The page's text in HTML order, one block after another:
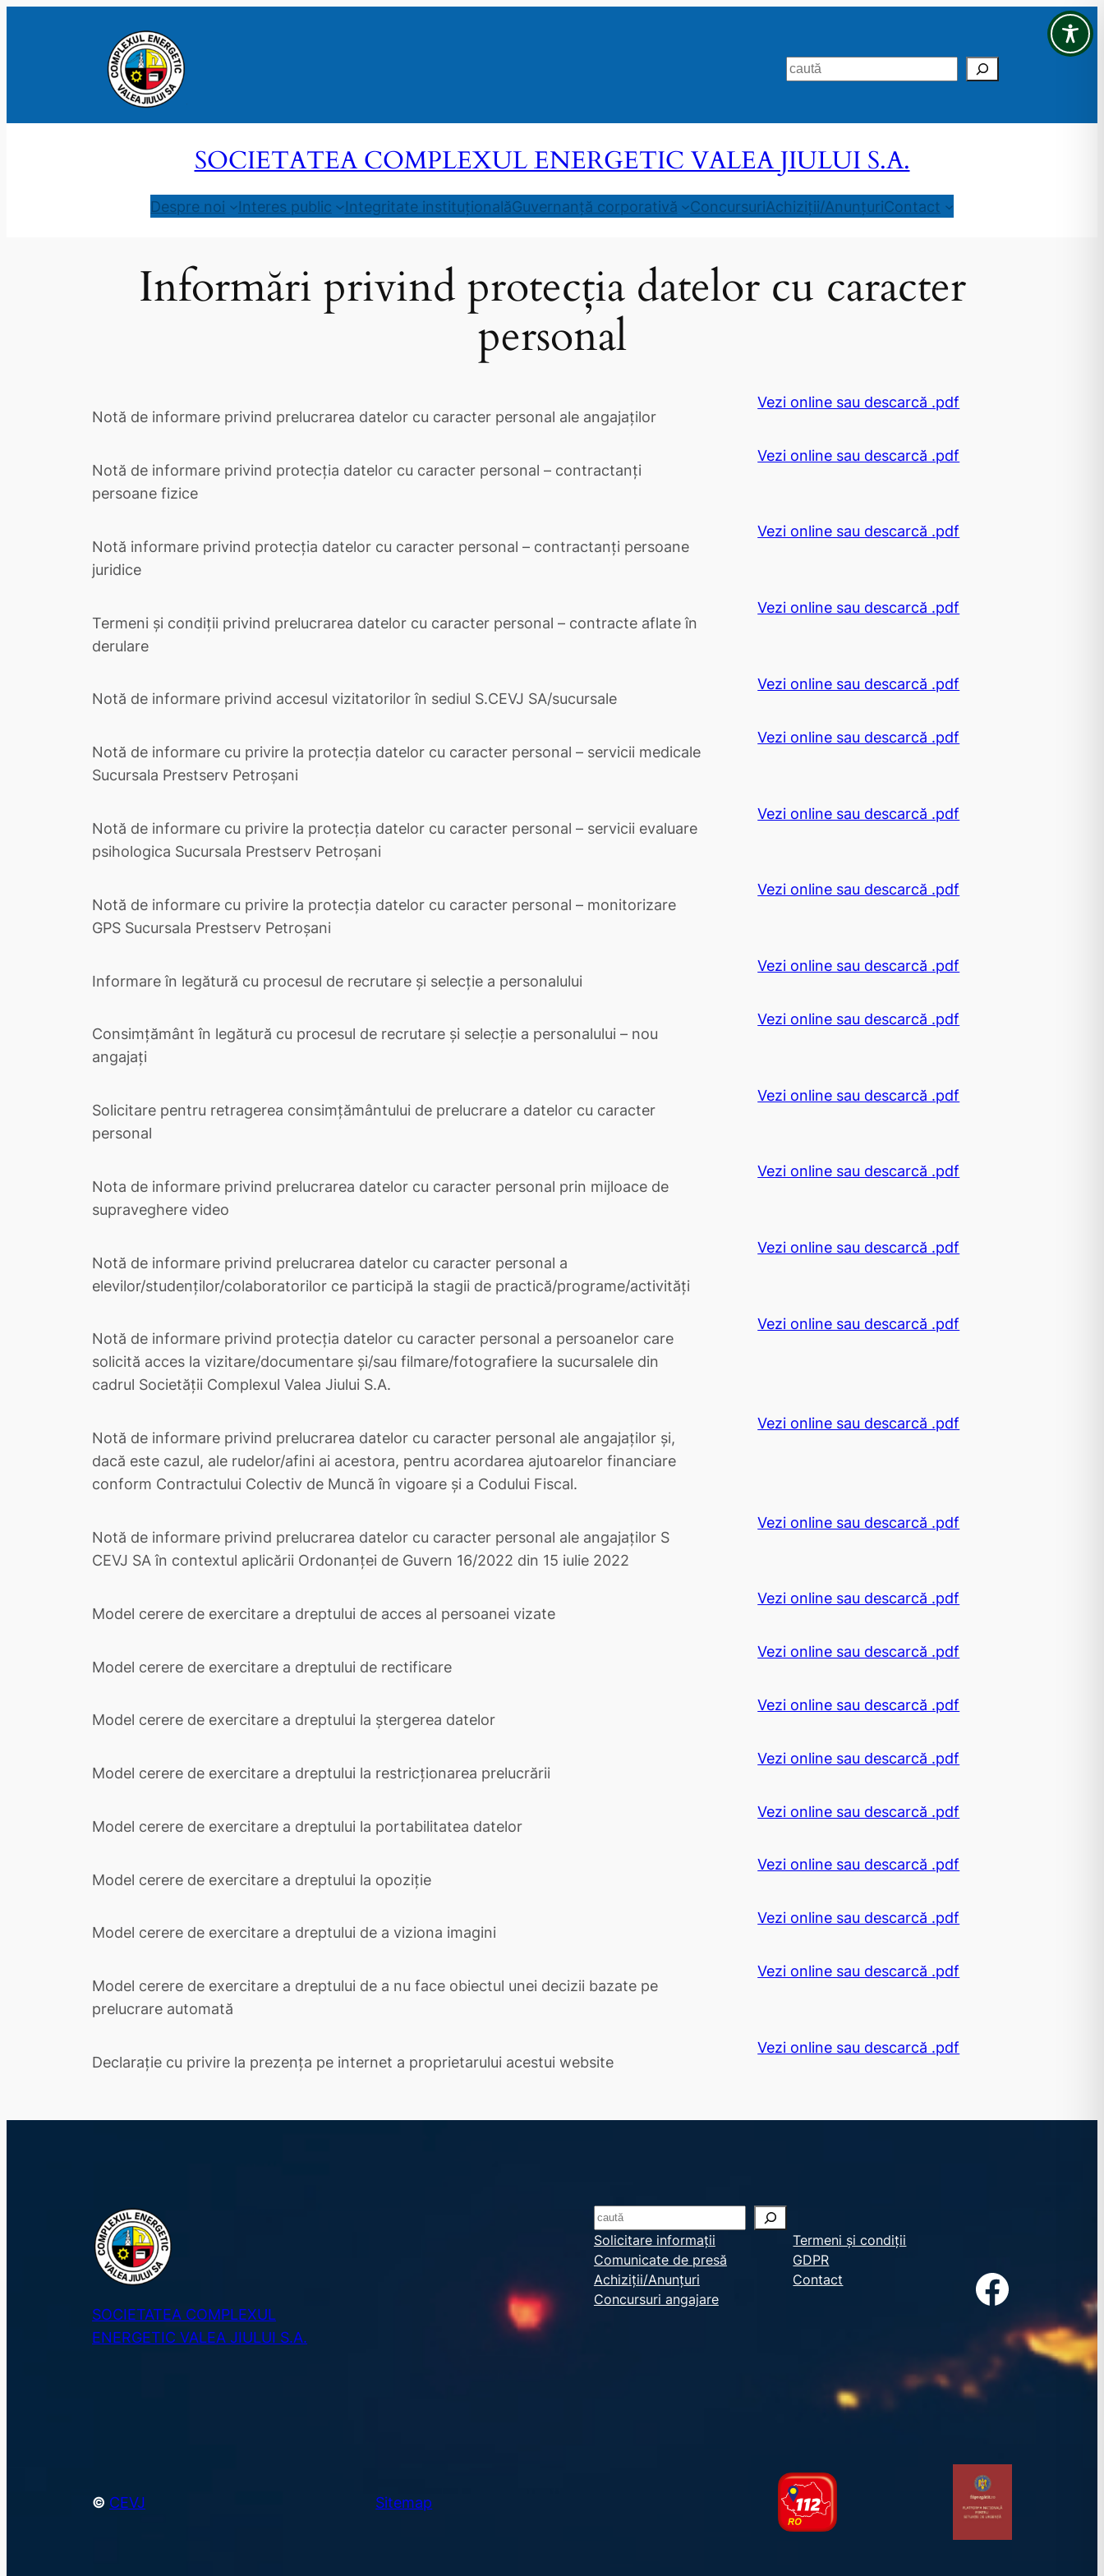
Search
SOCIETATEA COMPLEXUL ENERGETIC VALEA JIULUI S.A.
Despre noi Interes public Integritate instituționalăGuvernanță corporativă ConcursuriAchiziții/AnunțuriContact
Informări privind protecția datelor cu caracter
personal
Notă de informare privind prelucrarea datelor cu caracter personal ale angajaților
Vezi online sau descarcă .pdf
Notă de informare privind protecția datelor cu caracter personal – contractanți
persoane fizice
Vezi online sau descarcă .pdf
Notă informare privind protecția datelor cu caracter personal – contractanți persoane
juridice
Vezi online sau descarcă .pdf
Termeni şi condiții privind prelucrarea datelor cu caracter personal – contracte aflate în
derulare
Vezi online sau descarcă .pdf
Notă de informare privind accesul vizitatorilor în sediul S.CEVJ SA/sucursale
Vezi online sau descarcă .pdf
Notă de informare cu privire la protecția datelor cu caracter personal – servicii medicale
Sucursala Prestserv Petroșani
Vezi online sau descarcă .pdf
Notă de informare cu privire la protecția datelor cu caracter personal – servicii evaluare
psihologica Sucursala Prestserv Petroșani
Vezi online sau descarcă .pdf
Notă de informare cu privire la protecția datelor cu caracter personal – monitorizare
GPS Sucursala Prestserv Petroșani
Vezi online sau descarcă .pdf
Informare în legătură cu procesul de recrutare și selecție a personalului
Vezi online sau descarcă .pdf
Consimțământ în legătură cu procesul de recrutare și selecție a personalului – nou
angajați
Vezi online sau descarcă .pdf
Solicitare pentru retragerea consimțământului de prelucrare a datelor cu caracter
personal
Vezi online sau descarcă .pdf
Nota de informare privind prelucrarea datelor cu caracter personal prin mijloace de
supraveghere video
Vezi online sau descarcă .pdf
Notă de informare privind prelucrarea datelor cu caracter personal a
elevilor/studenților/colaboratorilor ce participă la stagii de practică/programe/activități
Vezi online sau descarcă .pdf
Notă de informare privind protecţia datelor cu caracter personal a persoanelor care
solicită acces la vizitare/documentare şi/sau filmare/fotografiere la sucursalele din
cadrul Societății Complexul Valea Jiului S.A.
Vezi online sau descarcă .pdf
Notă de informare privind prelucrarea datelor cu caracter personal ale angajaților și,
dacă este cazul, ale rudelor/afini ai acestora, pentru acordarea ajutoarelor financiare
conform Contractului Colectiv de Muncă în vigoare și a Codului Fiscal.
Vezi online sau descarcă .pdf
Notă de informare privind prelucrarea datelor cu caracter personal ale angajaților S
CEVJ SA în contextul aplicării Ordonanței de Guvern 16/2022 din 15 iulie 2022
Vezi online sau descarcă .pdf
Model cerere de exercitare a dreptului de acces al persoanei vizate
Vezi online sau descarcă .pdf
Model cerere de exercitare a dreptului de rectificare
Vezi online sau descarcă .pdf
Model cerere de exercitare a dreptului la ștergerea datelor
Vezi online sau descarcă .pdf
Model cerere de exercitare a dreptului la restricționarea prelucrării
Vezi online sau descarcă .pdf
Model cerere de exercitare a dreptului la portabilitatea datelor
Vezi online sau descarcă .pdf
Model cerere de exercitare a dreptului la opoziție
Vezi online sau descarcă .pdf
Model cerere de exercitare a dreptului de a viziona imagini
Vezi online sau descarcă .pdf
Model cerere de exercitare a dreptului de a nu face obiectul unei decizii bazate pe
prelucrare automată
Vezi online sau descarcă .pdf
Declarație cu privire la prezența pe internet a proprietarului acestui website
Vezi online sau descarcă .pdf
SOCIETATEA COMPLEXUL
ENERGETIC VALEA JIULUI S.A.
S
e
a
r
c
Solicitare informații
Comunicate de presă
Achiziții/Anunțuri
Concursuri angajare
Termeni și condiții
GDPR
Contact
Facebook
© CEVJ Sitemap